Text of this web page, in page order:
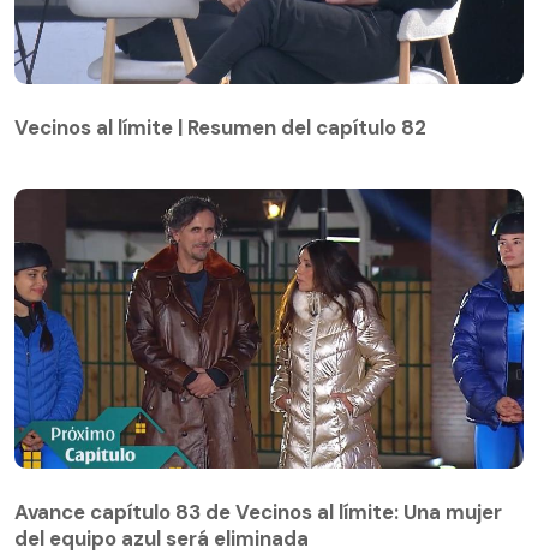
Vecinos al límite | Resumen del capítulo 82
del equipo azul será eliminada
Avance capítulo 83 de Vecinos al límite: Una mujer
del equipo azul será eliminada